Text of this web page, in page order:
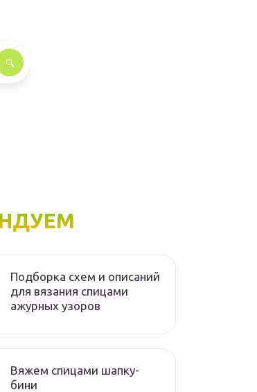
Подборка схем и описаний
для вязания спицами
ажурных узоров
Вяжем спицами шапку-
бини